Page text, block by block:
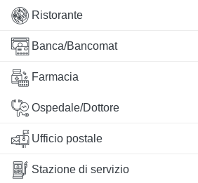
Ristorante
Banca/Bancomat
Farmacia
Ospedale/Dottore
Ufficio postale
Stazione di servizio